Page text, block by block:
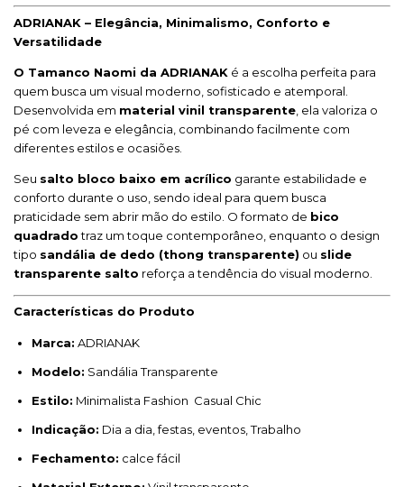
ADRIANAK – Elegância, Minimalismo, Conforto e
Versatilidade
O Tamanco Naomi da ADRIANAK é a escolha perfeita para
quem busca um visual moderno, sofisticado e atemporal.
Desenvolvida em material vinil transparente , ela valoriza o
pé com leveza e elegância, combinando facilmente com
diferentes estilos e ocasiões.
Seu salto bloco baixo em acrílico garante estabilidade e
conforto durante o uso, sendo ideal para quem busca
praticidade sem abrir mão do estilo. O formato de bico
quadradotraz um toque contemporâneo, enquanto o design
tipo sandália de dedo (thong transparente) ou slide
transparente salto reforça a tendência do visual moderno.
Características do Produto
Marca: ADRIANAK
Modelo: Sandália Transparente
Estilo: Minimalista Fashion Casual Chic
Indicação: Dia a dia, festas, eventos, Trabalho
Fechamento: calce fácil